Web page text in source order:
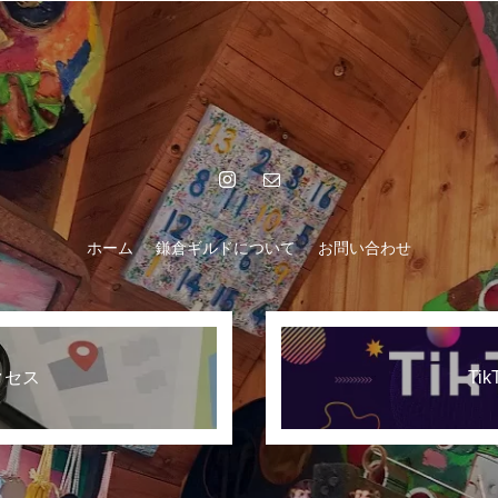
ホーム 鎌倉ギルドについて お問い合わせ
ス